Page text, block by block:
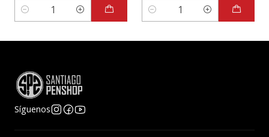
Cantidad Cantidad
Síguenos